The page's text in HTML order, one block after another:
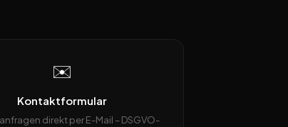
✉️
Kontaktformular
direkt per E-Mail – DSGVO-